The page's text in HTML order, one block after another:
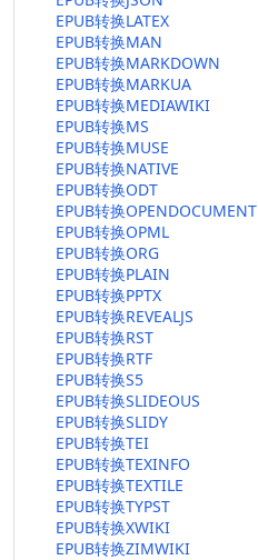
EPUB转换LATEX
EPUB转换MAN
EPUB转换MARKDOWN
EPUB转换MARKUA
EPUB转换MEDIAWIKI
EPUB转换MS
EPUB转换MUSE
EPUB转换NATIVE
EPUB转换ODT
EPUB转换OPENDOCUMENT
EPUB转换OPML
EPUB转换ORG
EPUB转换PLAIN
EPUB转换PPTX
EPUB转换REVEALJS
EPUB转换RST
EPUB转换RTF
EPUB转换S5
EPUB转换SLIDEOUS
EPUB转换SLIDY
EPUB转换TEI
EPUB转换TEXINFO
EPUB转换TEXTILE
EPUB转换TYPST
EPUB转换XWIKI
EPUB转换ZIMWIKI